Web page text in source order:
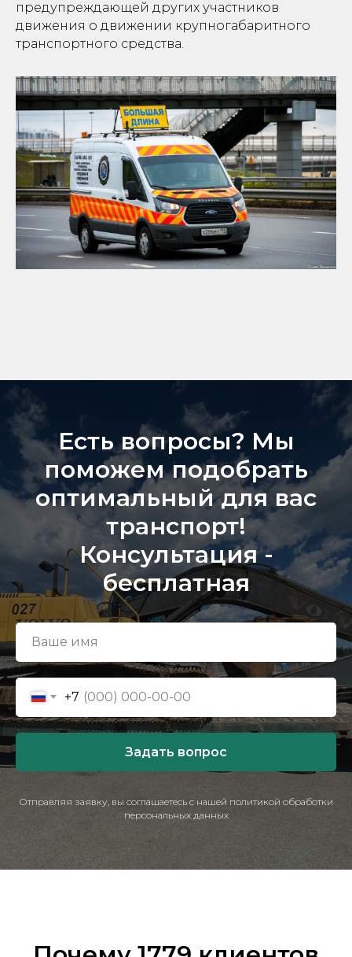
предупреждающей других участников
движения о движении крупногабаритного
транспортного средства.
Есть вопросы? Мы
поможем подобрать
оптимальный для вас
транспорт!
Консультация -
бесплатная
+7
Задать вопрос
Отправляя заявку, вы соглашаетесь с нашей политикой обработки
персональных данных